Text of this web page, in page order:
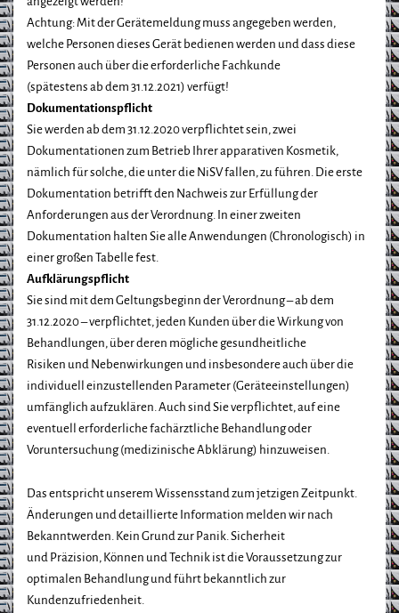
Achtung: Mit der Gerätemeldung muss angegeben werden,
welche Personen dieses Gerät bedienen werden und dass diese
Personen auch über die erforderliche Fachkunde
(spätestens ab dem 31.12.2021) verfügt!
Dokumentationspflicht
Sie werden ab dem 31.12.2020 verpflichtet sein, zwei
Dokumentationen zum Betrieb Ihrer apparativen Kosmetik,
nämlich für solche, die unter die NiSV fallen, zu führen. Die erste
Dokumentation betrifft den Nachweis zur Erfüllung der
Anforderungen aus der Verordnung. In einer zweiten
Dokumentation halten Sie alle Anwendungen (Chronologisch) in
einer großen Tabelle fest.
Aufklärungspflicht
Sie sind mit dem Geltungsbeginn der Verordnung – ab dem
31.12.2020 – verpflichtet, jeden Kunden über die Wirkung von
Behandlungen, über deren mögliche gesundheitliche
Risiken und Nebenwirkungen und insbesondere auch über die
individuell einzustellenden Parameter (Geräteeinstellungen)
umfänglich aufzuklären. Auch sind Sie verpflichtet, auf eine
eventuell erforderliche fachärztliche Behandlung oder
Voruntersuchung (medizinische Abklärung) hinzuweisen.
Das entspricht unserem Wissensstand zum jetzigen Zeitpunkt.
Änderungen und detaillierte Information melden wir nach
Bekanntwerden. Kein Grund zur Panik. Sicherheit
und Präzision, Können und Technik ist die Voraussetzung zur
optimalen Behandlung und führt bekanntlich zur
Kundenzufriedenheit.